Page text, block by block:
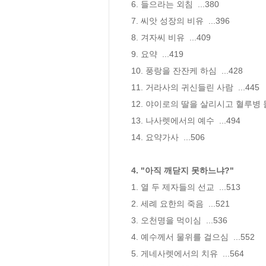
6. 들으라는 외침  ...380
7. 씨앗 성장의 비유  ...396
8. 겨자씨 비유  ...409
9. 요약  ...419
10. 풍랑을 잔잔케 하심  ...428
11. 거라사의 귀신들린 사람  ...445
12. 야이로의 딸을 살리시고 혈루병
13. 나사렛에서의 예수  ...494
14. 요약가사  ...506
4. "아직 깨닫지 못하느냐?"
1. 열 두 제자들의 선교  ...513
2. 세례 요한의 죽음  ...521
3. 오천명을 먹이심  ...536
4. 예수께서 물위를 걸으심  ...552
5. 게네사렛에서의 치유  ...564